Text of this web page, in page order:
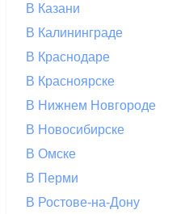
В Казани
В Калининграде
В Краснодаре
В Красноярске
В Нижнем Новгороде
В Новосибирске
В Омске
В Перми
В Ростове-на-Дону